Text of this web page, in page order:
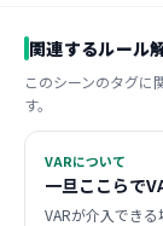
関連するルール
このシーンのタグに
す。
VARについて
一旦ここらで
VARが介入でき